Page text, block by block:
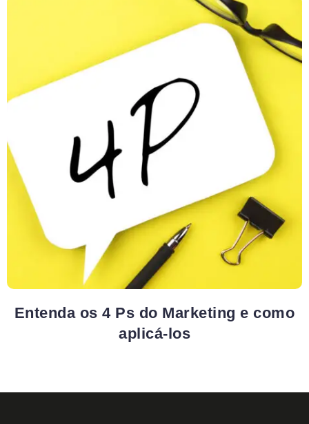
Entenda os 4 Ps do Marketing e como
aplicá-los